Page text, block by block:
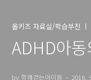
올키즈 자료실/학습부진 ㅣ
ADHD아
by 함께걷는아이들 2016.